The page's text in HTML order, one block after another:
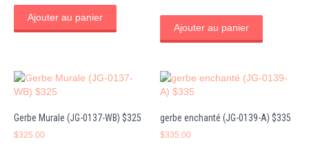
Ajouter au panier
Ajouter au panier
Gerbe Murale (JG-0137-WB) $325
$325.00
gerbe enchanté (JG-0139-A) $335
$335.00